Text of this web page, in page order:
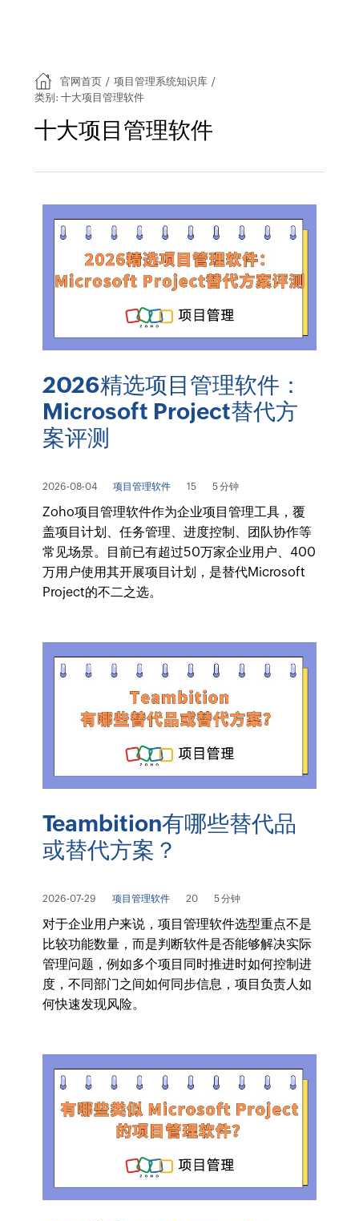
官网首页 / 项目管理系统知识库 /
类别: 十大项目管理软件
十大项目管理软件
2026精选项目管理软件：
Microsoft Project替代方
案评测
2026-08-04 项目管理软件 15 5 分钟
Zoho项目管理软件作为企业项目管理工具，覆
盖项目计划、任务管理、进度控制、团队协作等
常见场景。目前已有超过50万家企业用户、400
万用户使用其开展项目计划，是替代Microsoft
Project的不二之选。
Teambition有哪些替代品
或替代方案？
2026-07-29 项目管理软件 20 5 分钟
对于企业用户来说，项目管理软件选型重点不是
比较功能数量，而是判断软件是否能够解决实际
管理问题，例如多个项目同时推进时如何控制进
度，不同部门之间如何同步信息，项目负责人如
何快速发现风险。